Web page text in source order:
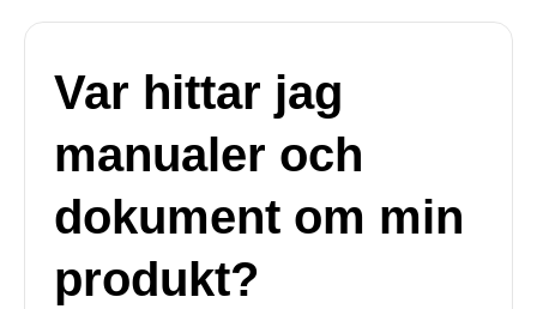
Var hittar jag
manualer och
dokument om min
produkt?